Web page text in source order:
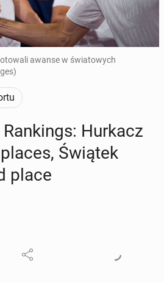
awanse w światowych
Hurkacz
Świątek
place